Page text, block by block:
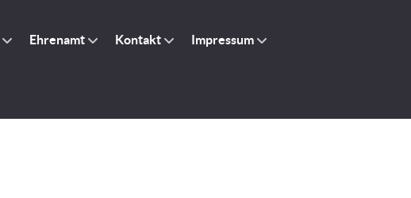
Ehrenamt Kontakt Impressum